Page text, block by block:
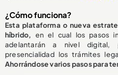
¿Cómo funciona?
Esta plataforma o nueva
híbrido, en el cual los pasos
adelantarán a nivel digital,
presencialidad los trámites
Ahorrándose varios pasos para